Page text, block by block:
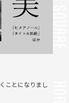
ことになりまし